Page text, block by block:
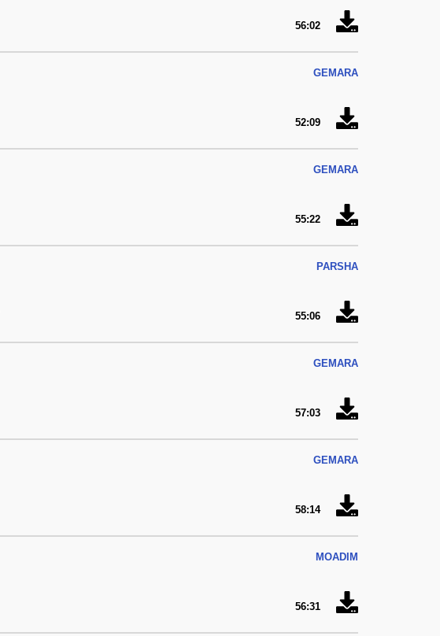
56:02
GEMARA
52:09
GEMARA
55:22
PARSHA
55:06
GEMARA
57:03
GEMARA
58:14
MOADIM
56:31